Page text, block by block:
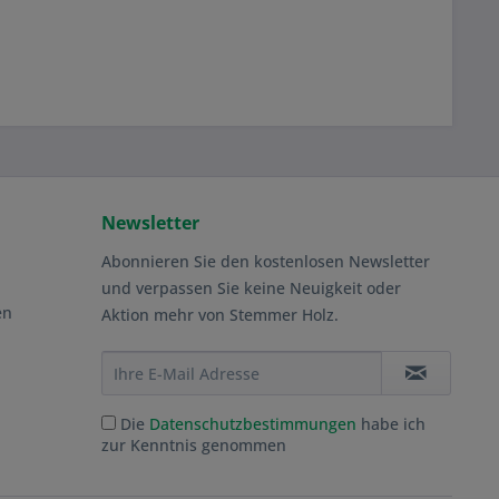
Newsletter
Abonnieren Sie den kostenlosen Newsletter
und verpassen Sie keine Neuigkeit oder
Aktion mehr von Stemmer Holz.
Die Datenschutzbestimmungen habe ich
zur Kenntnis genommen